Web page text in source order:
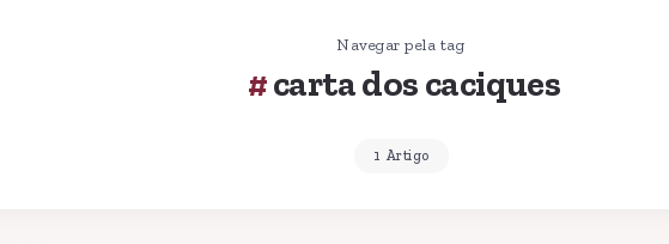
Navegar pela tag
carta dos caciques
1 Artigo